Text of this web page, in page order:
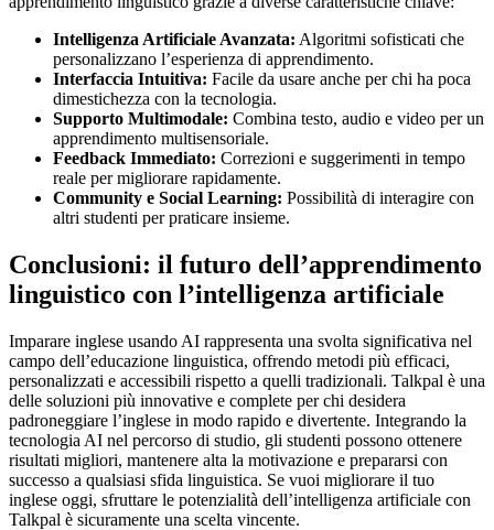
Intelligenza Artificiale Avanzata: Algoritmi sofisticati che
personalizzano l’esperienza di apprendimento.
Interfaccia Intuitiva: Facile da usare anche per chi ha poca
dimestichezza con la tecnologia.
Supporto Multimodale: Combina testo, audio e video per un
apprendimento multisensoriale.
Feedback Immediato: Correzioni e suggerimenti in tempo
reale per migliorare rapidamente.
Community e Social Learning: Possibilità di interagire con
altri studenti per praticare insieme.
Conclusioni: il futuro dell’apprendimento
linguistico con l’intelligenza artificiale
Imparare inglese usando AI rappresenta una svolta significativa nel
campo dell’educazione linguistica, offrendo metodi più efficaci,
personalizzati e accessibili rispetto a quelli tradizionali. Talkpal è una
delle soluzioni più innovative e complete per chi desidera
padroneggiare l’inglese in modo rapido e divertente. Integrando la
tecnologia AI nel percorso di studio, gli studenti possono ottenere
risultati migliori, mantenere alta la motivazione e prepararsi con
successo a qualsiasi sfida linguistica. Se vuoi migliorare il tuo
inglese oggi, sfruttare le potenzialità dell’intelligenza artificiale con
Talkpal è sicuramente una scelta vincente.